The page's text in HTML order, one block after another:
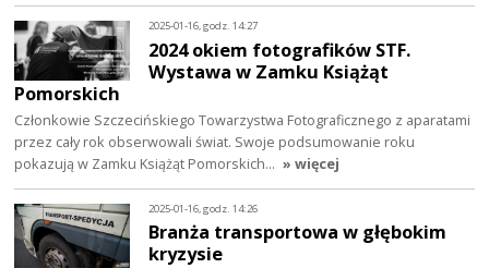
2025-01-16, godz. 14:27
2024 okiem fotografików STF.
Wystawa w Zamku Książąt
Pomorskich
Członkowie Szczecińskiego Towarzystwa Fotograficznego z aparatami
przez cały rok obserwowali świat. Swoje podsumowanie roku
pokazują w Zamku Książąt Pomorskich… » więcej
2025-01-16, godz. 14:26
Branża transportowa w głębokim
kryzysie